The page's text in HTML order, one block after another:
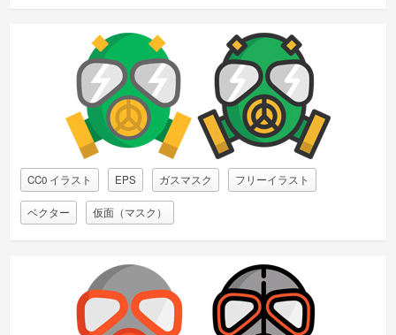
CC0 イラスト EPS ガスマスク フリーイラスト
ベクター 仮面（マスク）